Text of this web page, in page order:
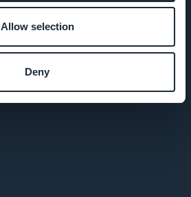
Allow selection
Deny